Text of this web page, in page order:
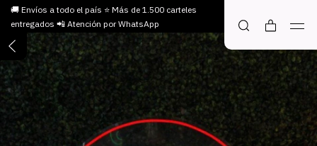
🚚 Envíos a todo el país ⭐ Más de 1.500 carteles
entregados 📲 Atención por WhatsApp